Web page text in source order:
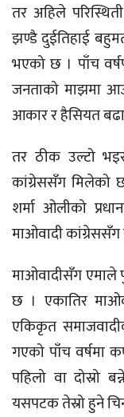
तर अहिले
झण्डै दुईतिहाई
भएको छ । पाँच
जनताको माझमा
आकार र हैसियत
तर ठीक उल्टो
कांग्रेससँग मिलेको
शर्मा ओलीको
माओवादी कांग्रेससँग
माओवादीसँग एमाले
छ । एकातिर
एकिकृत
गएको पाँच वर्षमा
पहिलो वा दोस्रो
यसपटक तेस्रो हुने